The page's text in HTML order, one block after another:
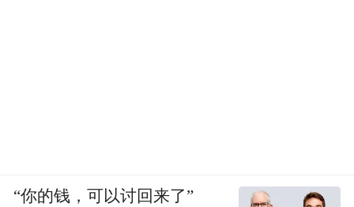
“你的钱，可以讨回来了”